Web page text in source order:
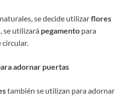
se decide utilizarflores
, se utilizará pegamento para
circular.
adornar puertas
también se utilizan para adornar